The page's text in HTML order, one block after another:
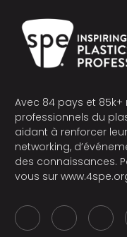
Avec 84 pays et 85k+
professionnels du
aidant à renforcer
networking,
des connaissances.
vous sur